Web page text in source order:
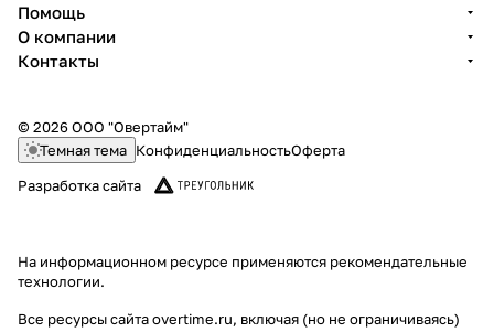
Помощь
О компании
Контакты
© 2026 ООО "Овертайм"
Темная тема КонфиденциальностьОферта
Разработка сайта
На информационном ресурсе применяются рекомендательные
технологии.
Все ресурсы сайта overtime.ru, включая (но не ограничиваясь)